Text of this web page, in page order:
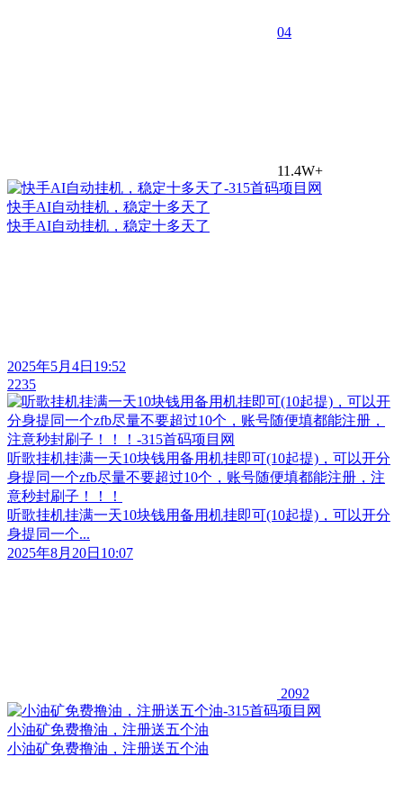
04
11.4W+
快手AI自动挂机，稳定十多天了
快手AI自动挂机，稳定十多天了
2025年5月4日19:52
2235
听歌挂机挂满一天10块钱用备用机挂即可(10起提)，可以开分
身提同一个zfb尽量不要超过10个，账号随便填都能注册，注
意秒封刷子！！！
听歌挂机挂满一天10块钱用备用机挂即可(10起提)，可以开分
身提同一个...
2025年8月20日10:07
2092
小油矿免费撸油，注册送五个油
小油矿免费撸油，注册送五个油